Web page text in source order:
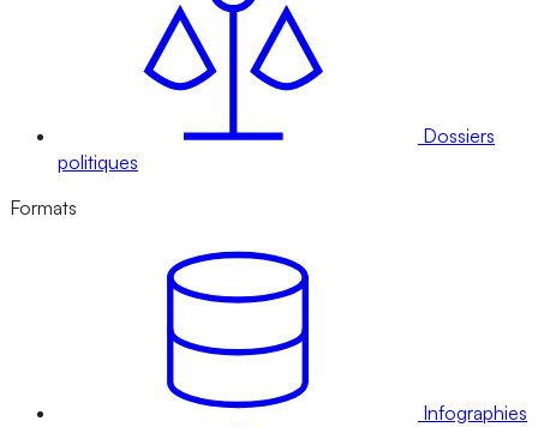
Dossiers
politiques
Formats
Infographies